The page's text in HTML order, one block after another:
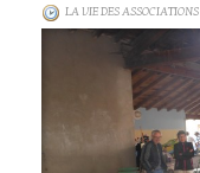
LA VIE DES ASSOCIATIONS